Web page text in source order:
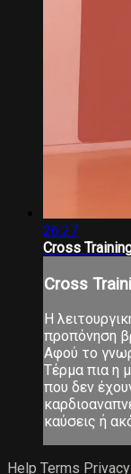
26:27
Cross
Cross
Η
προπόνηση
Αφού το
Τέρμα πια η
που δεν
καύσεις ή
Help Terms Privacy